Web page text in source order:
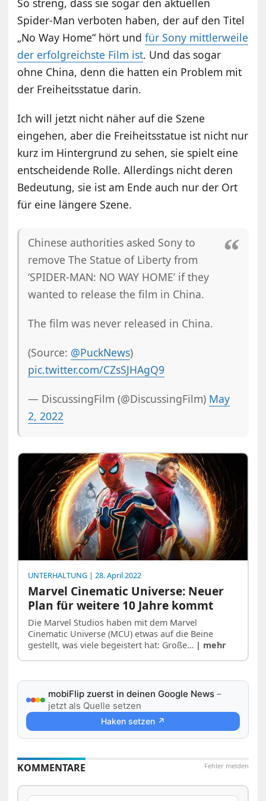
So streng, dass sie sogar den aktuellen
Spider-Man verboten haben, der auf den Titel
„No Way Home“ hört undfür Sony mittlerweile
der erfolgreichste Film ist. Und das sogar
ohne China, denn die hatten ein Problem mit
der Freiheitsstatue darin.
Ich will jetzt nicht näher auf die Szene
eingehen, aber die Freiheitsstatue ist nicht nur
kurz im Hintergrund zu sehen, sie spielt eine
entscheidende Rolle. Allerdings nicht deren
Bedeutung, sie ist am Ende auch nur der Ort
für eine längere Szene.
Chinese authorities asked Sony to
remove The Statue of Liberty from
‘SPIDER-MAN: NO WAY HOME’ if they
wanted to release the film in China.
The film was never released in China.
(Source: @PuckNews)
pic.twitter.com/CZsSJHAgQ9
— DiscussingFilm (@DiscussingFilm) May
2, 2022
UNTERHALTUNG | 28. April 2022
Marvel Cinematic Universe: Neuer
Plan für weitere 10 Jahre kommt
Die Marvel Studios haben mit dem Marvel
Cinematic Universe (MCU) etwas auf die Beine
gestellt, was viele begeistert hat: Große… | mehr
mobiFlip zuerst in deinen Google News –
jetzt als Quelle setzen
Haken setzen ↗
Fehler melden
KOMMENTARE